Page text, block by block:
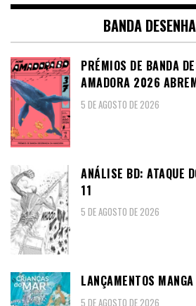
BANDA
PRÉMIOS DE BANDA
AMADORA 2026
5 DE AGOSTO DE 2026
ANÁLISE BD: ATAQUE
11
5 DE AGOSTO DE 2026
LANÇAMENTOS
5 DE AGOSTO DE 2026